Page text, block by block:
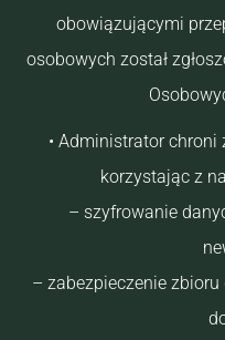
obowiązującymi
osobowych został
• Administrator
korzystając z
– szyfrowanie
– zabezpieczenie